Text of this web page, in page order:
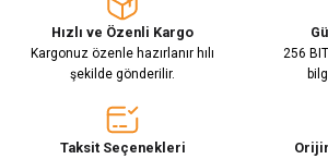
Hızlı ve Özenli Kargo
Kargonuz özenle hazırlanır hılı
şekilde gönderilir.
256
Taksit Seçenekleri